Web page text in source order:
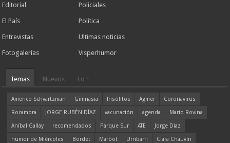
Editorial
El País
Entrevistas
Fotogalerías
Policiales
Política
Ultimas noticias
Visperhumor
Temas Nuevos Lo +
Americo Schvartzman Gimnasia Insólitos Agmer
Coronavirus
Rocamora
JORGE RUBÉN DÍAZ vacunación agenda
Mario Rovina
Aníbal Gallay
recomendados Parque Sur ATE
Jorge Díaz
humor de Miércoles
Bordet Marbot Urribarri
Clara Chauvín